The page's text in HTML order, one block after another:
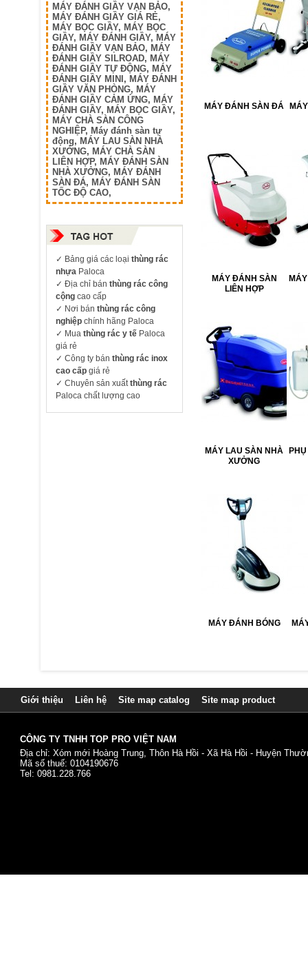
MÁY ĐÁNH GIẦY VẠN BẢO,
MÁY ĐÁNH GIẦY GIÁ RẺ,
MÁY BỌC GIẦY, MÁY BỌC
GIẦY, MÁY ĐÁNH GIẦY, MÁY
ĐÁNH GIẦY VẠN BẢO, MÁY
ĐÁNH GIẦY SILROAD, MÁY
ĐÁNH GIẦY TỰ ĐỘNG, MÁY
ĐÁNH GIẦY MINI , MÁY ĐÁNH
GIẦY VĂN PHÒNG, MÁY
ĐÁNH GIẦY CẢM ỨNG, MÁY
ĐÁNH GIẦY, MÁY BỌC GIẦY,
MÁY CHÀ SÀN CÔNG
NGHIỆP, Máy đánh sàn tự
động, MÁY LAU SÀN NHÀ
XƯỞNG, MÁY CHÀ SÀN
LIÊN HỢP, MÁY ĐÁNH SÀN
NHÀ XƯỞNG, MÁY ĐÁNH
SÀN ĐÁ, MÁY ĐÁNH SÀN
TỐC ĐỘ CAO,
✓ Bảng giá các loại thùng rác
nhựa Paloca
✓ Địa chỉ bán thùng rác công
cộng cao cấp
✓ Nơi bán thùng rác công
nghiệp chính hãng Paloca
✓ Mua thùng rác y tế Paloca
giá rẻ
✓ Công ty bán thùng rác inox
cao cấp giá rẻ
✓ Chuyên sản xuấtthùng rác
Paloca chất lượng cao
MÁY ĐÁNH SÀN ĐÁ
MÁY ĐÁNH SÀN
LIÊN HỢP
MÁY LAU SÀN NHÀ
XƯỞNG
MÁY ĐÁNH BÓNG
Giới thiệu Liên hệ Site map catalog Site map product
CÔNG TY TNHH TOP PRO VIỆT NAM
Địa chỉ: Xóm mới Hoàng Trung, Thôn Hà Hồi - Xã Hà Hồi - Huyện
Mã số thuế: 0104190676
Tel: 0981.228.766